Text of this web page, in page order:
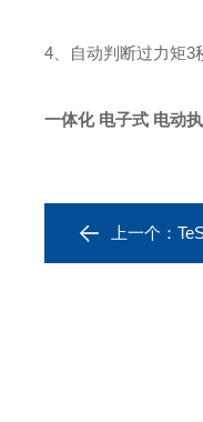
4、自动判断过力矩3
一体化 电子式 电动
上一个：